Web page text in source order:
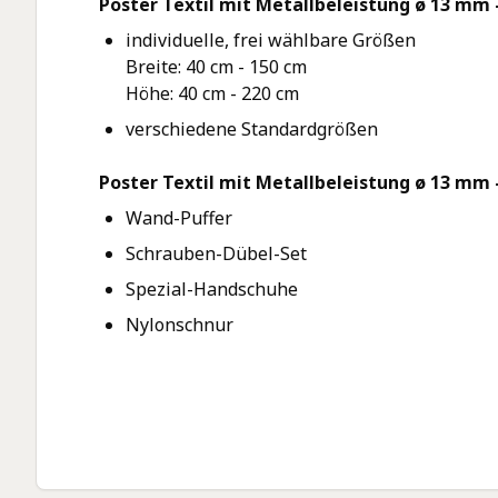
individuelle, frei wählbare Größen
Breite: 40 cm - 150 cm
Höhe: 40 cm - 220 cm
verschiedene Standardgrößen
Poster Textil mit Metallbeleistung ø 13 mm
Wand-Puffer
Schrauben-Dübel-Set
Spezial-Handschuhe
Nylonschnur